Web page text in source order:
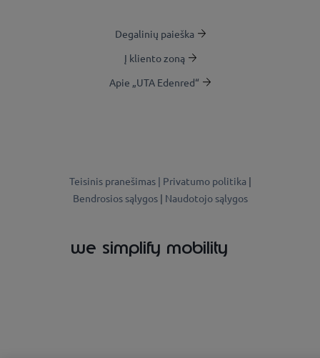
Degalinių paieška
Į kliento zoną
Apie „UTA Edenred“
Teisinis pranešimas | Privatumo politika |
Bendrosios sąlygos| Naudotojo sąlygos
we simplify mobility